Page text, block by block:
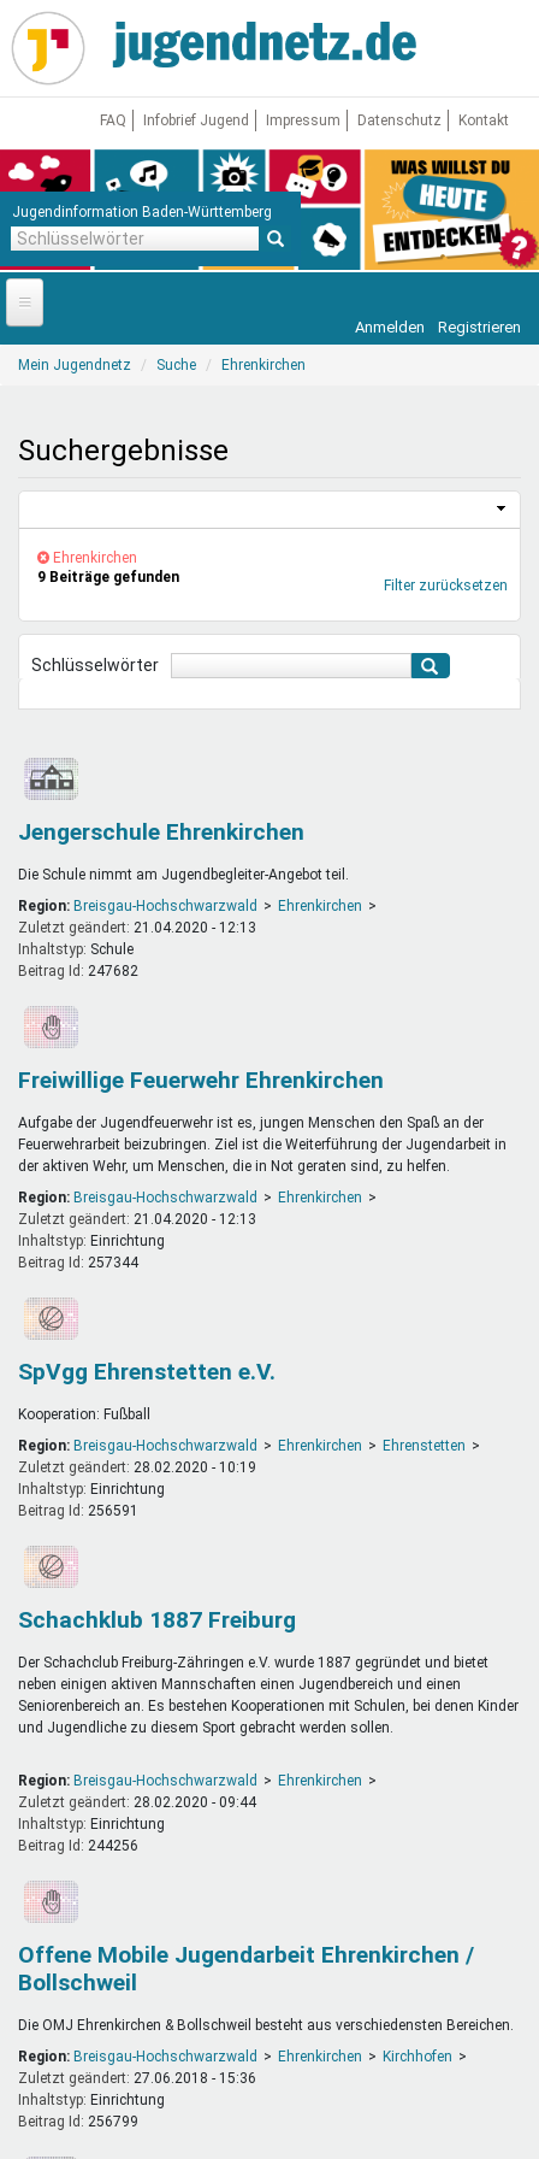
Direkt
zum
Inhalt
FAQ Infobrief Jugend Impressum Datenschutz Kontakt
Jugendinformation Baden-Württemberg
Startseite
Freizeit & Reisen
Mentoren & Projekte
Schule & Beruf
Anmelden Registrieren
Sie
Mein Jugendnetz Suche Ehrenkirchen
Suchergebnisse
(-) Ehrenkirchen-
Filter
Ehrenkirchen
Filter zurücksetzen
9 Beiträge gefunden
Schlüsselwörter
Jengerschule Ehrenkirchen
Die Schule nimmt am Jugendbegleiter-Angebot teil.
Region: Breisgau-Hochschwarzwald
Ehrenkirchen
Zuletzt geändert: 21.04.2020 - 12:13
Inhaltstyp:
schule
Beitrag Id: 247682
Freiwillige Feuerwehr Ehrenkirchen
Aufgabe der Jugendfeuerwehr ist es, jungen Menschen den Spaß an der
Feuerwehrarbeit beizubringen. Ziel ist die Weiterführung der Jugendarbeit in
der aktiven Wehr, um Menschen, die in Not geraten sind, zu helfen.
Region: Breisgau-Hochschwarzwald
Ehrenkirchen
Zuletzt geändert: 21.04.2020 - 12:13
Inhaltstyp:
einrichtung
Beitrag Id: 257344
SpVgg Ehrenstetten e.V.
Kooperation: Fußball
Region: Breisgau-Hochschwarzwald Ehrenkirchen
Ehrenstetten
Zuletzt geändert: 28.02.2020 - 10:19
Inhaltstyp:
einrichtung
Beitrag Id: 256591
Schachklub 1887 Freiburg
Der Schachclub Freiburg-Zähringen e.V. wurde 1887 gegründet und bietet
neben einigen aktiven Mannschaften einen Jugendbereich und einen
Seniorenbereich an. Es bestehen Kooperationen mit Schulen, bei denen Kinder
und Jugendliche zu diesem Sport gebracht werden sollen.
Region: Breisgau-Hochschwarzwald
Ehrenkirchen
Zuletzt geändert: 28.02.2020 - 09:44
Inhaltstyp:
einrichtung
Beitrag Id: 244256
Offene Mobile Jugendarbeit Ehrenkirchen /
Bollschweil
Die OMJ Ehrenkirchen & Bollschweil besteht aus verschiedensten Bereichen.
Region: Breisgau-Hochschwarzwald Ehrenkirchen
Kirchhofen
Zuletzt geändert: 27.06.2018 - 15:36
Inhaltstyp:
einrichtung
Beitrag Id: 256799